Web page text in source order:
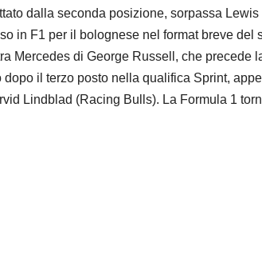
dalla seconda posizione, sorpassa
in F1 per il bolognese nel format breve
Mercedes di George Russell, che
dopo il terzo posto nella qualifica Sprint,
Lindblad (Racing Bulls). La Formula 1